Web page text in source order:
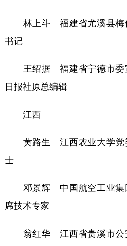
林上斗 福建省尤溪县梅
书记
王绍据 福建省宁德市委
日报社原总编辑
江西
黄路生 江西农业大学党
士
邓景辉 中国航空工业集
席技术专家
翁红华 江西省贵溪市公